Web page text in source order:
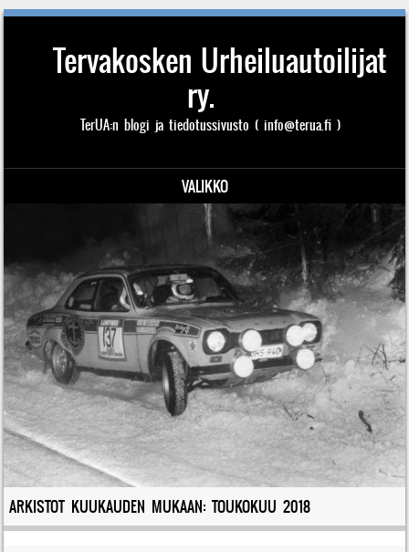
Tervakosken Urheiluautoilijat
ry.
TerUA:n blogi ja tiedotussivusto ( info@terua.fi )
VALIKKO
ARKISTOT KUUKAUDEN MUKAAN:TOUKOKUU 2018